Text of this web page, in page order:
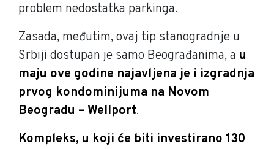
problem nedostatka parkinga.
Zasada, međutim, ovaj tip stanogradnje u
Srbiji dostupan je samo Beograđanima, a u
maju ove godine najavljena je i izgradnja
prvog kondominijuma na Novom
Beogradu – Wellport.
Kompleks, u koji će biti investirano 130